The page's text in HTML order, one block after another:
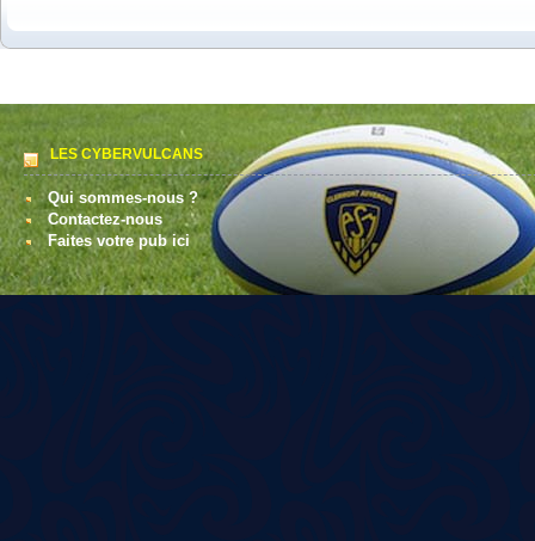
LES CYBERVULCANS
Qui sommes-nous ?
Contactez-nous
Faites votre pub ici